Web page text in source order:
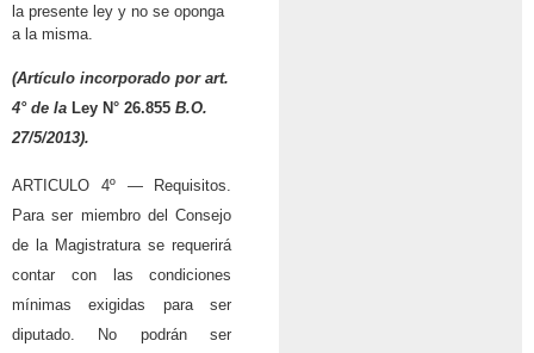
la presente ley y no se oponga
a la misma.
(Artículo incorporado por art.
4° de la Ley N° 26.855 B.O.
27/5/2013).
ARTICULO 4º — Requisitos.
Para ser miembro del Consejo
de la Magistratura se requerirá
contar con las condiciones
mínimas exigidas para ser
diputado. No podrán ser